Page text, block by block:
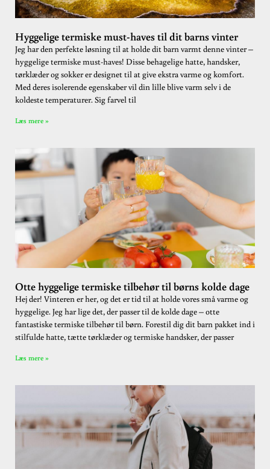
Hyggelige termiske must-haves til dit barns vinter
Jeg har den perfekte løsning til at holde dit barn varmt denne vinter –
hyggelige termiske must-haves! Disse behagelige hatte, handsker,
tørklæder og sokker er designet til at give ekstra varme og komfort.
Med deres isolerende egenskaber vil din lille blive varm selv i de
koldeste temperaturer. Sig farvel til
Læs mere »
Otte hyggelige termiske tilbehør til børns kolde dage
Hej der! Vinteren er her, og det er tid til at holde vores små varme og
hyggelige. Jeg har lige det, der passer til de kolde dage – otte
fantastiske termiske tilbehør til børn. Forestil dig dit barn pakket ind i
stilfulde hatte, tætte tørklæder og termiske handsker, der passer
Læs mere »